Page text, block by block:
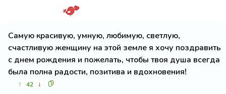
Самую красивую, умную, любимую, светлую,
счастливую женщину на этой земле я хочу поздравить
с днем рождения и пожелать, чтобы твоя душа всегда
была полна радости, позитива и вдохновения!
↑ 42 ↓